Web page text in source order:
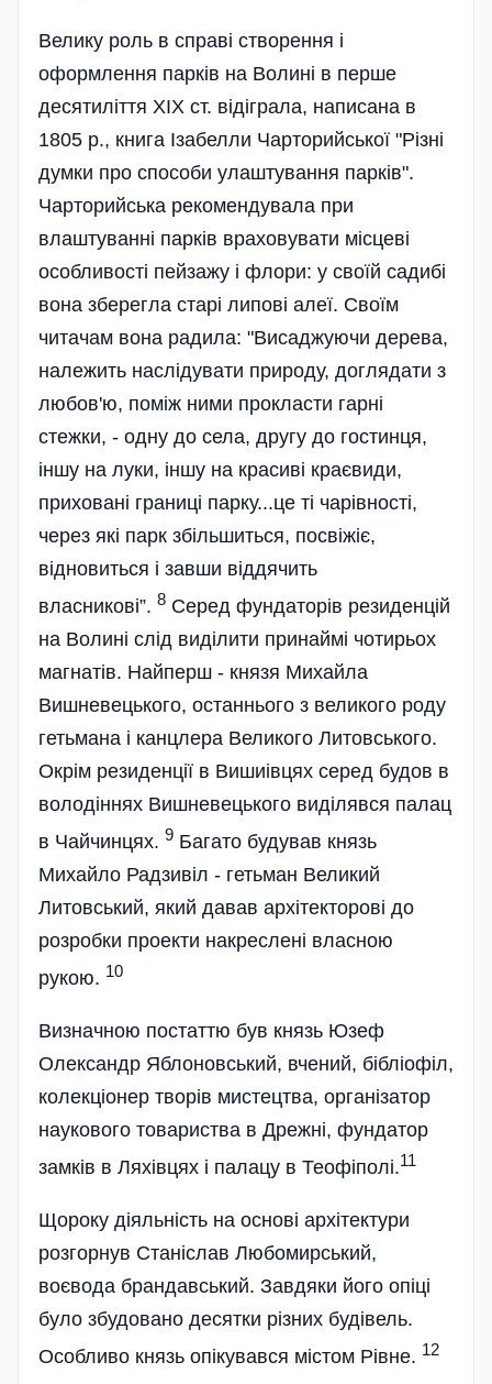
Велику роль в справі створення і
оформлення парків на Волині в перше
десятиліття XIX ст. відіграла, написана в
1805 р., книга Ізабелли Чарторийської "Різні
думки про способи улаштування парків".
Чарторийська рекомендувала при
влаштуванні парків враховувати місцеві
особливості пейзажу і флори: у своїй садибі
вона зберегла старі липові алеї. Своїм
читачам вона радила: "Висаджуючи дерева,
належить наслідувати природу, доглядати з
любов'ю, поміж ними прокласти гарні
стежки, - одну до села, другу до гостинця,
іншу на луки, іншу на красиві краєвиди,
приховані границі парку...це ті чарівності,
через які парк збільшиться, посвіжіє,
відновиться і завши віддячить
власникові”. 8 Серед фундаторів резиденцій
на Волині слід виділити принаймі чотирьох
магнатів. Найперш - князя Михайла
Вишневецького, останнього з великого роду
гетьмана і канцлера Великого Литовського.
Окрім резиденції в Вишиівцях серед будов в
володіннях Вишневецького виділявся палац
в Чайчинцях. 9 Багато будував князь
Михайло Радзивіл - гетьман Великий
Литовський, який давав архітекторові до
розробки проекти накреслені власною
рукою. 10
Визначною постаттю був князь Юзеф
Олександр Яблоновський, вчений, бібліофіл,
колекціонер творів мистецтва, організатор
наукового товариства в Дрежні, фундатор
замків в Ляхівцях і палацу в Теофіполі.11
Щороку діяльність на основі архітектури
розгорнув Станіслав Любомирський,
воєвода брандавський. Завдяки його опіці
було збудовано десятки різних будівель.
Особливо князь опікувався містом Рівне. 12